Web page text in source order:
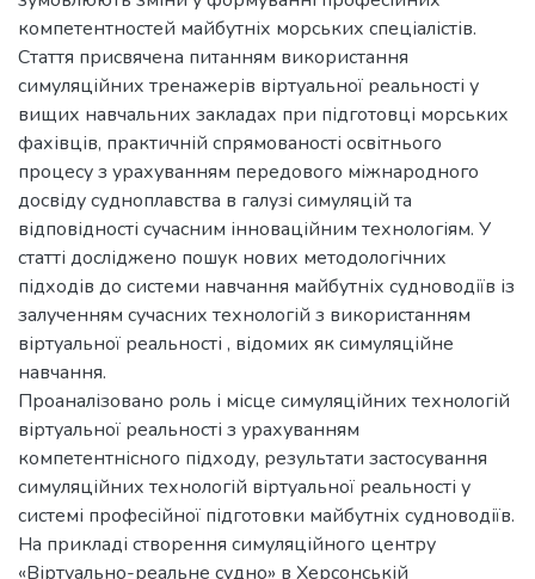
компетентностей майбутніх морських спеціалістів.
Стаття присвячена питанням використання
симуляційних тренажерів віртуальної реальності у
вищих навчальних закладах при підготовці морських
фахівців, практичній спрямованості освітнього
процесу з урахуванням передового міжнародного
досвіду судноплавства в галузі симуляцій та
відповідності сучасним інноваційним технологіям. У
статті досліджено пошук нових методологічних
підходів до системи навчання майбутніх судноводіїв із
залученням сучасних технологій з використанням
віртуальної реальності , відомих як симуляційне
навчання.
Проаналізовано роль і місце симуляційних технологій
віртуальної реальності з урахуванням
компетентнісного підходу, результати застосування
симуляційних технологій віртуальної реальності у
системі професійної підготовки майбутніх судноводіїв.
На прикладі створення симуляційного центру
«Віртуально-реальне судно» в Херсонській